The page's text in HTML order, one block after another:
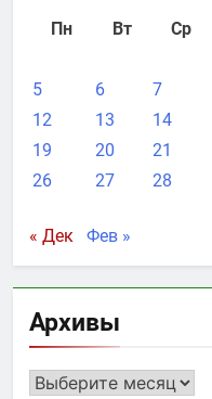
Пн
Вт Ср
5
6 7
12
13 14
19
20 21
26
27 28
« Дек Фев »
Архивы
Архивы